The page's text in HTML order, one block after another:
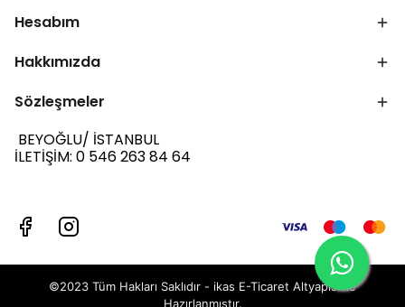
Hesabım
Hakkımızda
Sözleşmeler
BEYOĞLU/ İSTANBUL
İLETİŞİM: 0 546 263 84 64
©2023 Tüm Hakları Saklıdır - ikas E-Ticaret Altyapısı ile
Hazırlanmıştır.